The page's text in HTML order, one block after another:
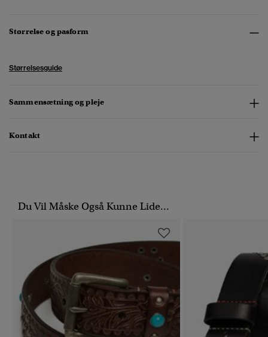
Størrelse og pasform
Størrelsesguide
Sammensætning og pleje
Kontakt
Du Vil Måske Også Kunne Lide...